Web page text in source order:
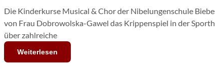
Die Kinderkurse Musical & Chor der Nibelungenschule
von Frau Dobrowolska-Gawel das Krippenspiel in der
über zahlreiche
Weiterlesen